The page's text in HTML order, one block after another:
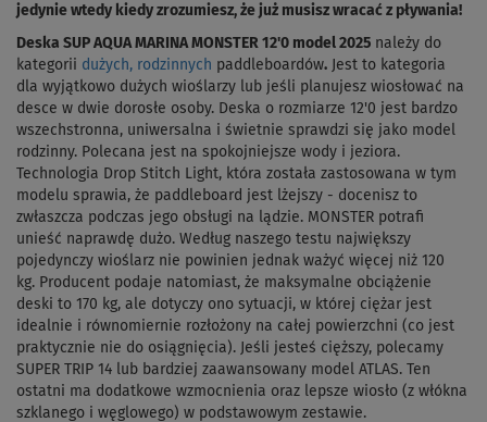
jedynie wtedy kiedy zrozumiesz, że już musisz wracać z pływania!
Deska SUP AQUA MARINA MONSTER 12'0 model 2025 należy do
kategorii dużych, rodzinnych paddleboardów. Jest to kategoria
dla wyjątkowo dużych wioślarzy lub jeśli planujesz wiosłować na
desce w dwie dorosłe osoby. Deska o rozmiarze 12'0 jest bardzo
wszechstronna, uniwersalna i świetnie sprawdzi się jako model
rodzinny. Polecana jest na spokojniejsze wody i jeziora.
Technologia Drop Stitch Light, która została zastosowana w tym
modelu sprawia, że paddleboard jest lżejszy - docenisz to
zwłaszcza podczas jego obsługi na lądzie. MONSTER potrafi
unieść naprawdę dużo. Według naszego testu największy
pojedynczy wioślarz nie powinien jednak ważyć więcej niż 120
kg. Producent podaje natomiast, że maksymalne obciążenie
deski to 170 kg, ale dotyczy ono sytuacji, w której ciężar jest
idealnie i równomiernie rozłożony na całej powierzchni (co jest
praktycznie nie do osiągnięcia). Jeśli jesteś cięższy, polecamy
SUPER TRIP 14 lub bardziej zaawansowany model ATLAS. Ten
ostatni ma dodatkowe wzmocnienia oraz lepsze wiosło (z włókna
szklanego i węglowego) w podstawowym zestawie.